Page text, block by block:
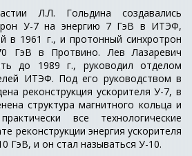
Л.Л. Гольдина создавались
У-7 на энергию 7 ГэВ в ИТЭФ,
в 1961 г., и протонный синхротрон
ГэВ в Протвино. Лев Лазаревич
до 1989 г., руководил отделом
ИТЭФ. Под его руководством в
реконструкция ускорителя У-7, в
структура магнитного кольца и
все технологические
реконструкции энергия ускорителя
ГэВ, и он стал называться У-10.